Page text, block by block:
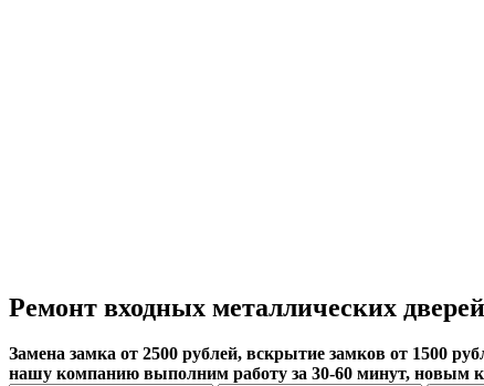
Ремонт входных металлических
Замена замка от 2500 рублей, вскрытие замков от 1500
нашу компанию выполним работу за 30-60 минут, новым